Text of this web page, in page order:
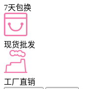
7天包换
现货批发
工厂直销